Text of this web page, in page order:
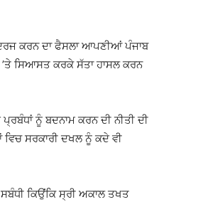
ਕਰਨ ਦਾ ਫੈਸਲਾ ਆਪਣੀਆਂ ਪੰਜਾਬ
ਸਿਆਸਤ ਕਰਕੇ ਸੱਤਾ ਹਾਸਲ ਕਰਨ
ਨੂੰ ਬਦਨਾਮ ਕਰਨ ਦੀ ਨੀਤੀ ਦੀ
ਸਰਕਾਰੀ ਦਖਲ ਨੂੰ ਕਦੇ ਵੀ
ਕਿਉਂਕਿ ਸ੍ਰੀ ਅਕਾਲ ਤਖਤ